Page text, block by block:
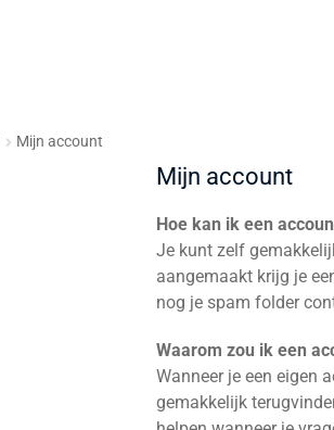
Mijn account
Mijn account
Hoe kan ik een
Je kunt zelf
aangemaakt krijg je
nog je spam folder
Waarom zou ik een
Wanneer je een eigen
gemakkelijk